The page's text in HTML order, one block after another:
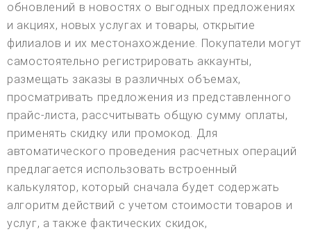
обновлений в новостях о выгодных предложениях
и акциях, новых услугах и товары, открытие
филиалов и их местонахождение. Покупатели могут
самостоятельно регистрировать аккаунты,
размещать заказы в различных объемах,
просматривать предложения из представленного
прайс-листа, рассчитывать общую сумму оплаты,
применять скидку или промокод. Для
автоматического проведения расчетных операций
предлагается использовать встроенный
калькулятор, который сначала будет содержать
алгоритм действий с учетом стоимости товаров и
услуг, а также фактических скидок,